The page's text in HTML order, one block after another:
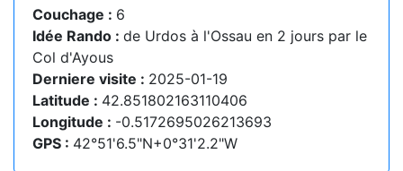
Couchage : 6
Idée Rando : de Urdos à l'Ossau en 2 jours par le
Col d'Ayous
Derniere visite : 2025-01-19
Latitude : 42.851802163110406
Longitude : -0.5172695026213693
GPS : 42°51'6.5"N+0°31'2.2"W